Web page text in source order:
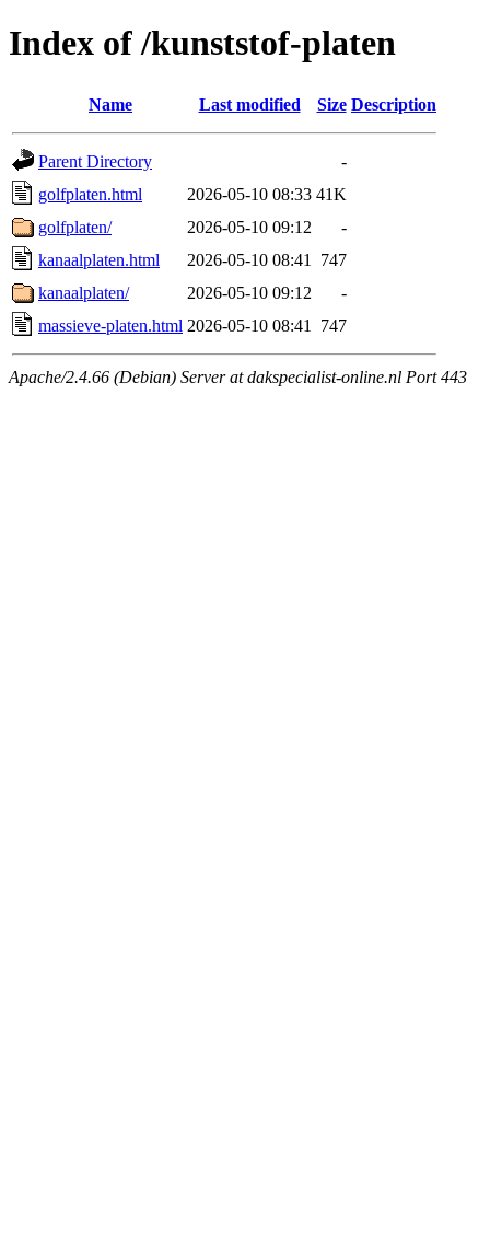
Index of /kunststof-platen
Name Last modified Size Description
Parent Directory
-
golfplaten.html
2026-05-10 08:33 41K
golfplaten/
2026-05-10 09:12
-
kanaalplaten.html
2026-05-10 08:41
747
kanaalplaten/
2026-05-10 09:12
-
massieve-platen.html 2026-05-10 08:41 747
Apache/2.4.66 (Debian) Server at dakspecialist-online.nl Port 443